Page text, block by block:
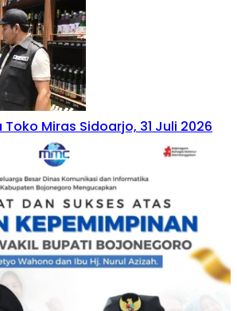
Miras Sidoarjo, 31 Juli 2026